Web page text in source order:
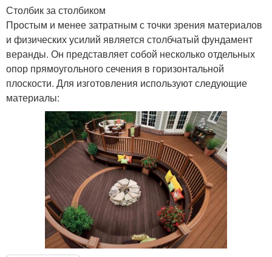
Столбик за столбиком
Простым и менее затратным с точки зрения материалов
и физических усилий является столбчатый фундамент
веранды. Он представляет собой несколько отдельных
опор прямоугольного сечения в горизонтальной
плоскости. Для изготовления используют следующие
материалы: